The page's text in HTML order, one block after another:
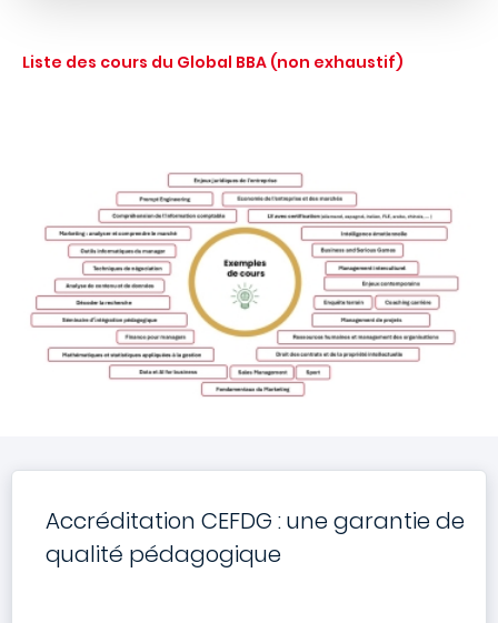
Liste des cours du Global BBA (non exhaustif)
Accréditation CEFDG : une garantie de
qualité pédagogique